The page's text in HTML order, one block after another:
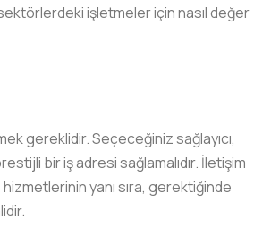
işletmeler için nasıl değer
gereklidir. Seçeceğiniz sağlayıcı,
bir iş adresi sağlamalıdır. İletişim
yanı sıra, gerektiğinde